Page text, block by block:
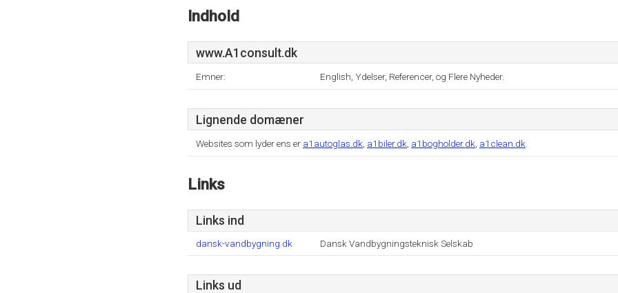
Indhold
www.A1consult.dk
Emner: English, Ydelser, Referencer, og Flere Nyheder.
Lignende domæner
Websites som lyder ens er a1autoglas.dk a1biler.dk a1bogholder.dk a1clean.dk
Links
Links ind
dansk-vandbygning.dk Dansk Vandbygningsteknisk Selskab
Links ud